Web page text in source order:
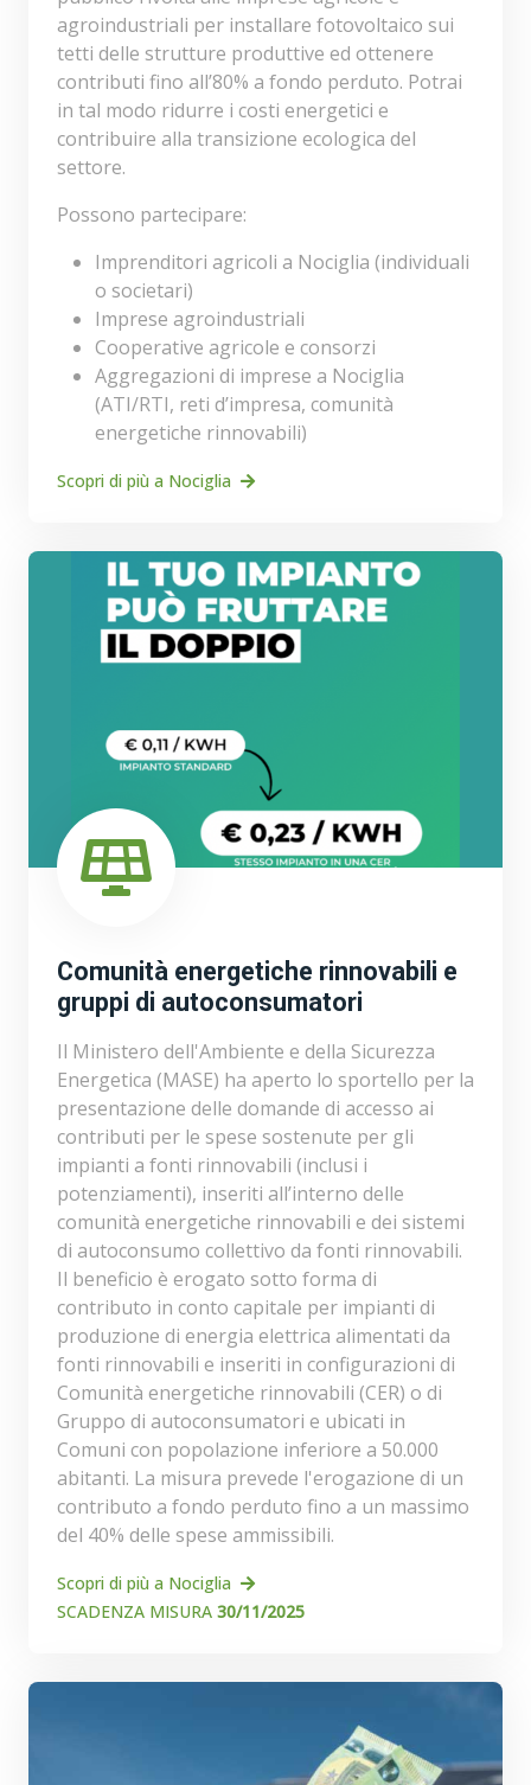
agroindustriali per installare fotovoltaico sui
tetti delle strutture produttive ed ottenere
contributi fino all’80% a fondo perduto. Potrai
in tal modo ridurre i costi energetici e
contribuire alla transizione ecologica del
settore.
Possono partecipare:
Imprenditori agricoli a Nociglia (individuali
o societari)
Imprese agroindustriali
Cooperative agricole e consorzi
Aggregazioni di imprese a Nociglia
(ATI/RTI, reti d’impresa, comunità
energetiche rinnovabili)
Scopri di più a Nociglia
Comunità energetiche rinnovabili e
gruppi di autoconsumatori
Il Ministero dell'Ambiente e della Sicurezza
Energetica (MASE) ha aperto lo sportello per la
presentazione delle domande di accesso ai
contributi per le spese sostenute per gli
impianti a fonti rinnovabili (inclusi i
potenziamenti), inseriti all’interno delle
comunità energetiche rinnovabili e dei sistemi
di autoconsumo collettivo da fonti rinnovabili.
Il beneficio è erogato sotto forma di
contributo in conto capitale per impianti di
produzione di energia elettrica alimentati da
fonti rinnovabili e inseriti in configurazioni di
Comunità energetiche rinnovabili (CER) o di
Gruppo di autoconsumatori e ubicati in
Comuni con popolazione inferiore a 50.000
abitanti. La misura prevede l'erogazione di un
contributo a fondo perduto fino a un massimo
del 40% delle spese ammissibili.
Scopri di più a Nociglia
SCADENZA MISURA 30/11/2025